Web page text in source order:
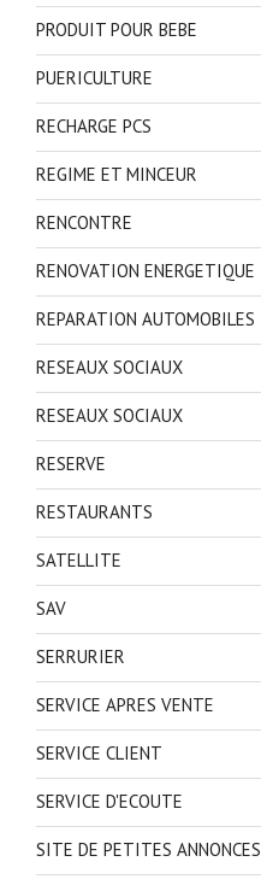
PRODUIT POUR BEBE
PUERICULTURE
RECHARGE PCS
REGIME ET MINCEUR
RENCONTRE
RENOVATION ENERGETIQUE
REPARATION AUTOMOBILES
RESEAUX SOCIAUX
RESEAUX SOCIAUX
RESERVE
RESTAURANTS
SATELLITE
SAV
SERRURIER
SERVICE APRES VENTE
SERVICE CLIENT
SERVICE D'ECOUTE
SITE DE PETITES ANNONCES